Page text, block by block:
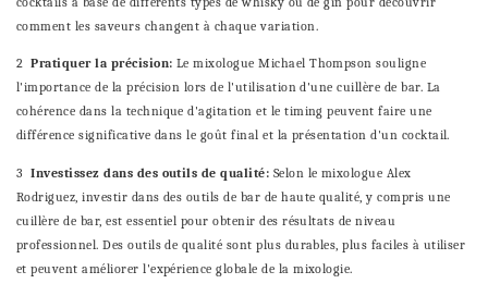
comment les saveurs changent à chaque variation.
2 Pratiquer la précision: Le mixologue Michael Thompson souligne
l'importance de la précision lors de l'utilisation d'une cuillère de bar. La
cohérence dans la technique d'agitation et le timing peuvent faire une
différence significative dans le goût final et la présentation d'un cocktail.
3 Investissez dans des outils de qualité: Selon le mixologue Alex
Rodriguez, investir dans des outils de bar de haute qualité, y compris une
cuillère de bar, est essentiel pour obtenir des résultats de niveau
professionnel. Des outils de qualité sont plus durables, plus faciles à utiliser
et peuvent améliorer l'expérience globale de la mixologie.